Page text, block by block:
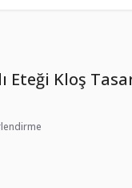
Eteği Kloş